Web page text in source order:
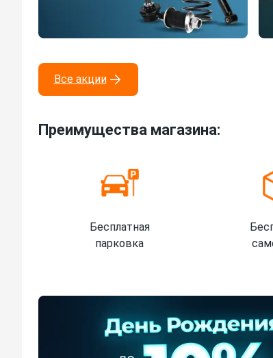
Все акции
Преимущества магазина:
Бесплатная
парковка